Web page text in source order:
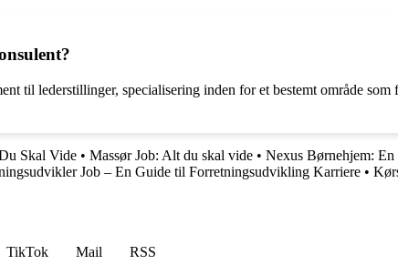
til lederstillinger, specialisering inden for et bestemt område som
Skal Vide • Massør Job: Alt du skal vide • Nexus Børnehjem:
Job – En Guide til Forretningsudvikling Karriere •
TikTok Mail
RSS